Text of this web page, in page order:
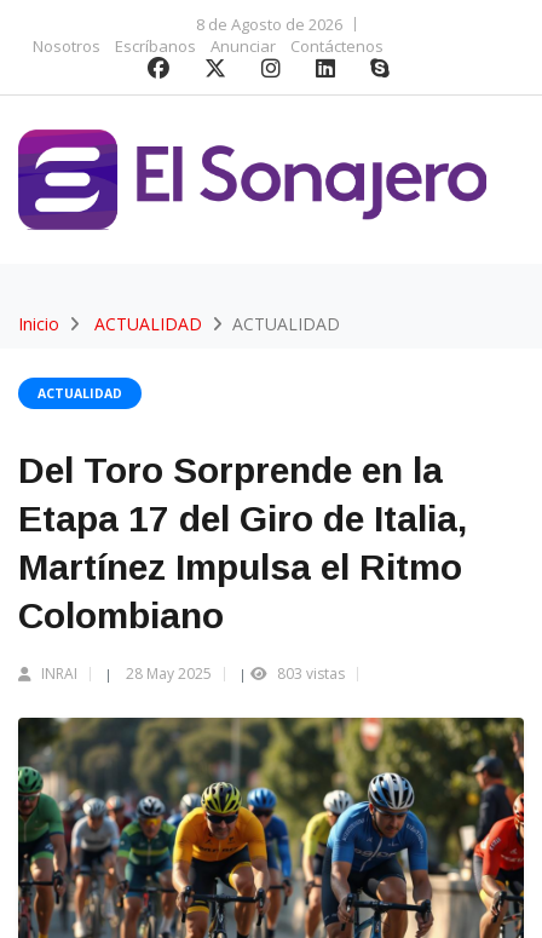
8 de Agosto de 2026
Nosotros
Escríbanos Anunciar Contáctenos
Inicio ACTUALIDAD ACTUALIDAD
ACTUALIDAD
Del Toro Sorprende en la
Etapa 17 del Giro de Italia,
Martínez Impulsa el Ritmo
Colombiano
INRAI | 28 May 2025 | 803 vistas